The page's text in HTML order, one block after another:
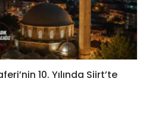
10. Yılında Siirt’te